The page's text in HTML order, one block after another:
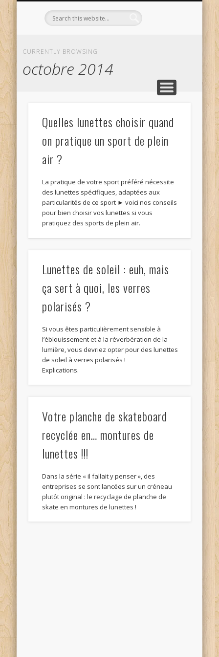
CURRENTLY BROWSING
octobre 2014
Quelles lunettes choisir quand
on pratique un sport de plein
air ?
La pratique de votre sport préféré nécessite
des lunettes spécifiques, adaptées aux
particularités de ce sport ► voici nos conseils
pour bien choisir vos lunettes si vous
pratiquez des sports de plein air.
Lunettes de soleil : euh, mais
ça sert à quoi, les verres
polarisés ?
Si vous êtes particulièrement sensible à
l’éblouissement et à la réverbération de la
lumière, vous devriez opter pour des lunettes
de soleil à verres polarisés !
Explications.
Votre planche de skateboard
recyclée en… montures de
lunettes !!!
Dans la série « il fallait y penser », des
entreprises se sont lancées sur un créneau
plutôt original : le recyclage de planche de
skate en montures de lunettes !